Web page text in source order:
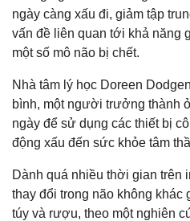
ngày càng xấu đi, giảm tập
vấn đề liên quan tới khả năng
một số mô não bị chết.
Nhà tâm lý học Doreen
bình, một người trưởng thành
ngày để sử dụng các thiết bị
động xấu đến sức khỏe tâm
Dành quá nhiều thời gian trên
thay đổi trong não không
túy và rượu, theo một nghiên